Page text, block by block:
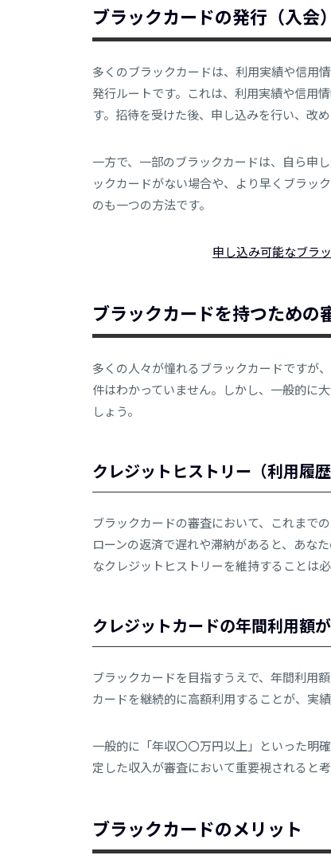
ブラックカードの発行（入会
多くのブラックカードは、利用実績や信用
発行ルートです。これは、利用実績や信用
す。招待を受けた後、申し込みを行い、改
一方で、一部のブラックカードは、自ら申
ックカードがない場合や、より早くブラッ
のも一つの方法です。
申し込み可能なブラ
ブラックカードを持つための
多くの人々が憧れるブラックカードですが
件はわかっていません。しかし、一般的に
しょう。
クレジットヒストリー（利用履
ブラックカードの審査において、これまで
ローンの返済で遅れや滞納があると、あな
なクレジットヒストリーを維持することは
クレジットカードの年間利用額
ブラックカードを目指すうえで、年間利用
カードを継続的に高額利用することが、実
一般的に「年収〇〇万円以上」といった明
定した収入が審査において重要視されると考
ブラックカードのメリット